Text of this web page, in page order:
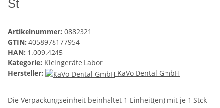
St
Artikelnummer: 0882321
GTIN: 4058978177954
HAN: 1.009.4245
Kategorie: Kleingeräte Labor
Hersteller:
KaVo Dental GmbH
Die Verpackungseinheit beinhaltet 1 Einheit(en) mit je 1 Stck